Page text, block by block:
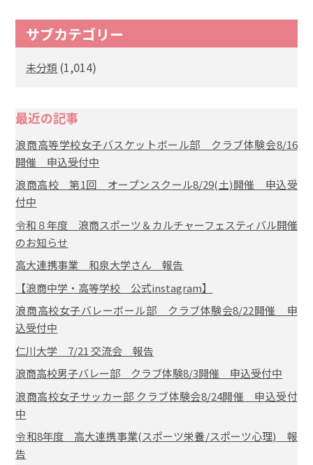
サブカテゴリー
未分類 (1,014)
最近の記事
浪商高等学校女子バスケットボール部 クラブ体験会8/16
開催 申込受付中
浪商高校 第1回 オープンスクール8/29(土)開催 申込受
付中
令和８年度 浪商スポーツ＆カルチャーフェスティバル開催
のお知らせ
高大連携事業 和泉大学さん 報告
【浪商中学・高等学校 公式instagram】
浪商高校女子バレーボール部 クラブ体験会8/22開催 申
込受付中
仁川大学 7/21 交流会 報告
浪商高校男子バレー部 クラブ体験8/3開催 申込受付中
浪商高校女子サッカー部 クラブ体験会8/24開催 申込受付
中
令和8年度 高大連携事業(スポーツ栄養/スポーツ心理) 報
告